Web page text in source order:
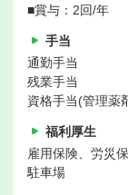
■賞与：2回/年
手当
通勤手当
残業手当
資格手当(管理薬
福利厚生
雇用保険、労災
駐車場